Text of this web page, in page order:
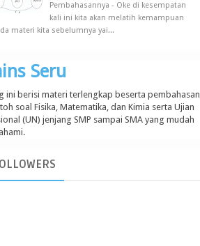
Pembahasannya - Oke di kesempatan
kali ini kita akan melatih kemampuan
materi kita sebelumnya yai...
Seru
ini berisi materi terlengkap beserta pembahasan
soal Fisika, Matematika, dan Kimia serta Ujian
(UN) jenjang SMP sampai SMA yang mudah